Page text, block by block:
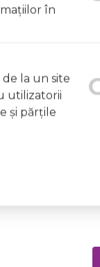
produsului
pe etichetele
data de 07.08.2026
în
la un site
utilizatorii
şi părţile